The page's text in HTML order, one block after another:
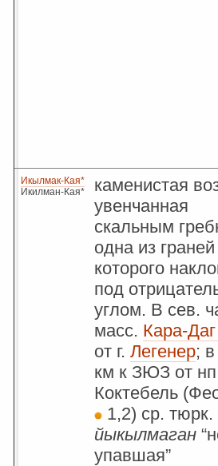
Икылмак-Кая*
Икилман-Кая*
каменистая
увенчанная
скальным
одна из граней
которого
под
углом. В сев.
масс. Кара-Даг
от г. Легенер;
км к ЗЮЗ от нп
Коктебель
1,2) ср. тюрк.
йыкылмаган
упавшая”